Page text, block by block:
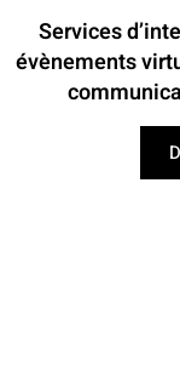
Services
évènements